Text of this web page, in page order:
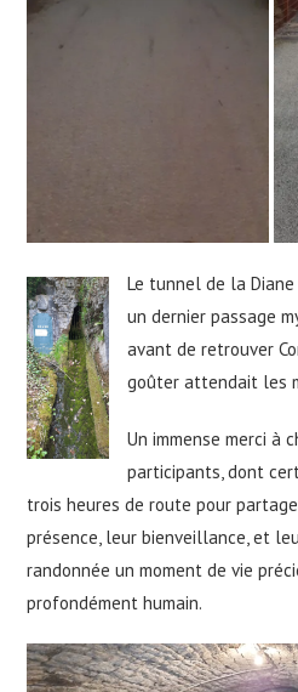
Le tunnel de la
un dernier passage
avant de retrouver
goûter attendait les
Un immense merci à
participants, dont
trois heures de route pour
présence, leur bienveillance, et
randonnée un moment de vie
profondément humain.